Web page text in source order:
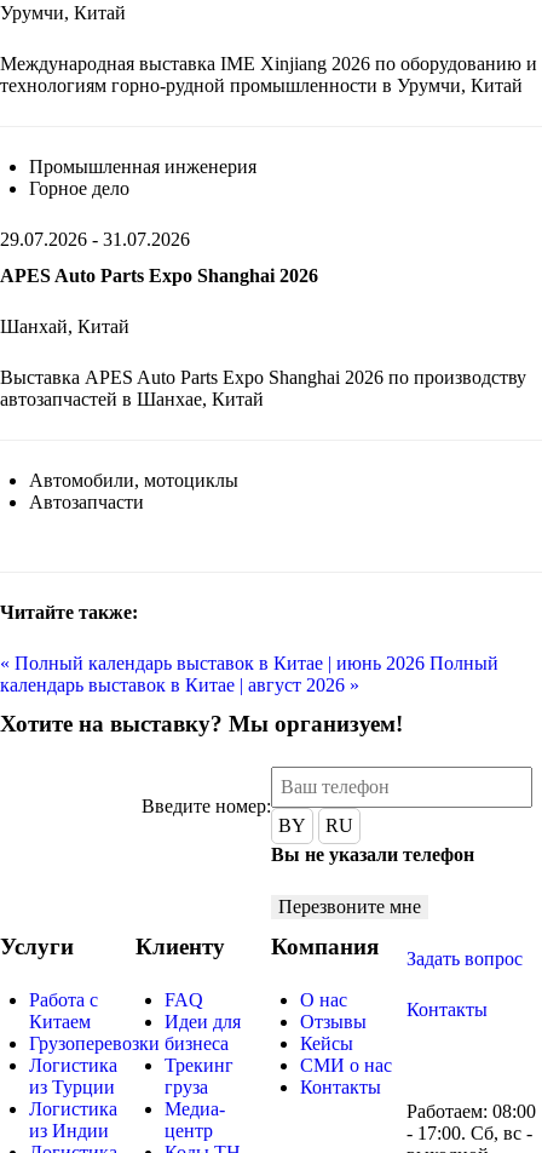
Урумчи, Китай
Международная выставка IME Xinjiang 2026 по оборудованию и
технологиям горно-рудной промышленности в Урумчи, Китай
Промышленная инженерия
Горное дело
29.07.2026 - 31.07.2026
APES Auto Parts Expo Shanghai 2026
Шанхай, Китай
Выставка APES Auto Parts Expo Shanghai 2026 по производству
автозапчастей в Шанхае, Китай
Автомобили, мотоциклы
Автозапчасти
Читайте также:
« Полный календарь выставок в Китае | июнь 2026 Полный
календарь выставок в Китае | август 2026 »
Хотите на выставку? Мы организуем!
Введите номер:
BY
RU
Вы не указали телефон
Перезвоните мне
Услуги
Работа с
Китаем
Грузоперевозки
Логистика
из Турции
Логистика
из Индии
Клиенту
FAQ
Идеи для
бизнеса
Трекинг
груза
Медиа-
центр
Компания
О нас
Отзывы
Кейсы
СМИ о нас
Контакты
Задать вопрос
Контакты
Работаем: 08:00
- 17:00. Сб, вс -